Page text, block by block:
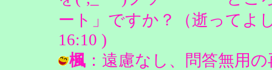
ート」ですか？（逝ってよ
16:10 )
楓：遠慮なし、問答無用